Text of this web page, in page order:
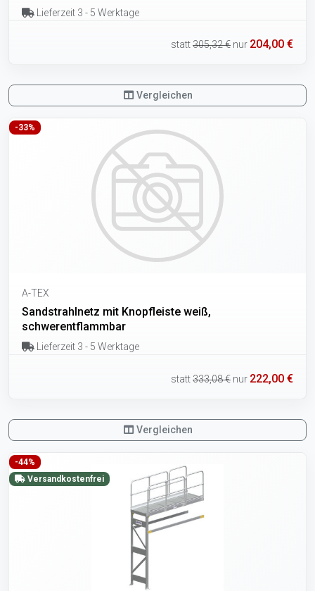
Lieferzeit 3 - 5 Werktage
statt305,32 € nur 204,00 €
Vergleichen
-33%
A-TEX
Sandstrahlnetz mit Knopfleiste weiß,
schwerentflammbar
Lieferzeit 3 - 5 Werktage
statt333,08 € nur 222,00 €
Vergleichen
-44%
Versandkostenfrei